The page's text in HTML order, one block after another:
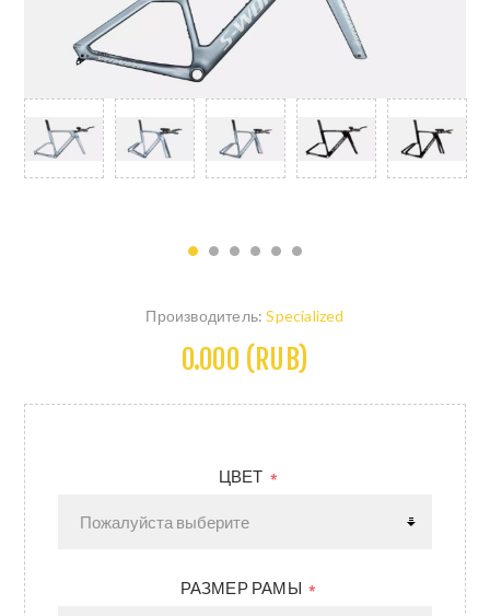
Производитель: Specialized
0.000 (RUB)
ЦВЕТ *
РАЗМЕР РАМЫ *